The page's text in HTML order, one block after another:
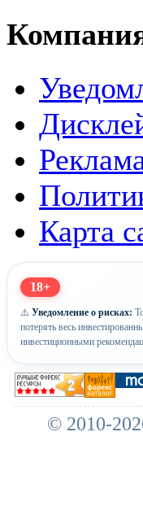
Карта
18+
⚠️ Уведомление о рисках:
потерять весь
инвестиционными
© 2010-